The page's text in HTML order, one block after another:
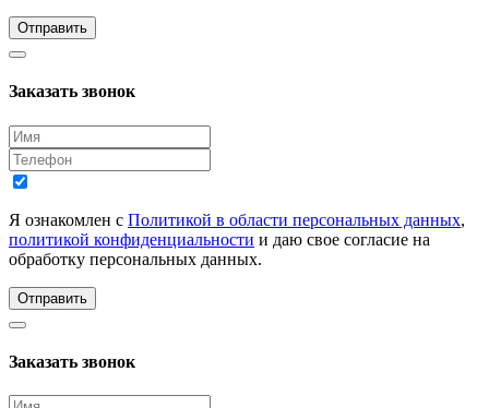
Отправить
Заказать звонок
Я ознакомлен с Политикой в области персональных данных,
политикой конфиденциальности и даю свое согласие на
обработку персональных данных.
Отправить
Заказать звонок